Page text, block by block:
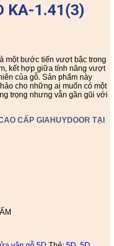
KA-1.41(3)
một bước tiến vượt bậc trong
kết hợp giữa tính năng vượt
của gỗ. Sản phẩm này
cho những ai muốn có một
trọng nhưng vẫn gần gũi với
CẤP GIAHUYDOOR TẠI